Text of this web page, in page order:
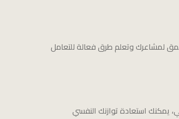
لمشاعرك وتعلم طرق فعالة للتعامل
يمكنك استعادة توازنك النفسي